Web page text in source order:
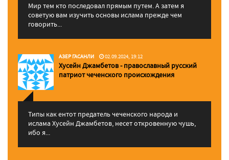
Мир тем кто последовал прямым путем. А затем я
советую вам изучить основы ислама прежде чем
говорить...
АЗЕР ГАСАНЛИ 02.09.2024, 19:12
Хусейн Джамбетов - православный русский
патриот чеченского происхождения
Типы как ентот предатель чеченского народа и
ислама Хусейн Джамбетов, несет откровенную чушь,
ибо я...